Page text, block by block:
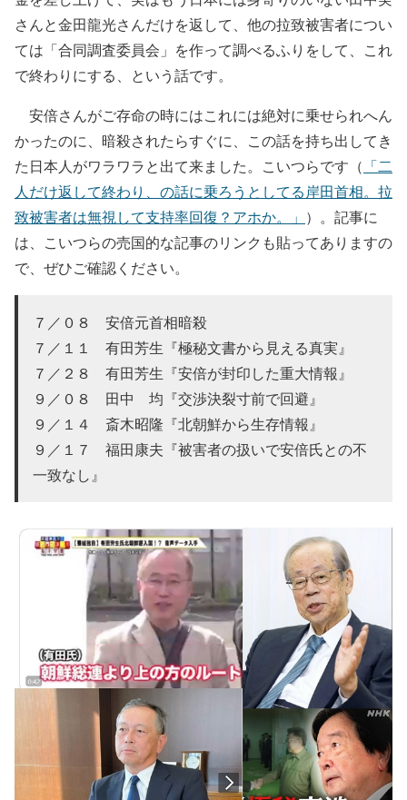
さんと金田龍光さんだけを返して、他の拉致被害者につい
ては「合同調査委員会」を作って調べるふりをして、これ
で終わりにする、という話です。
安倍さんがご存命の時にはこれには絶対に乗せられへん
かったのに、暗殺されたらすぐに、この話を持ち出してき
た日本人がワラワラと出て来ました。こいつらです（ 「二
人だけ返して終わり、の話に乗ろうとしてる岸田首相。拉
致被害者は無視して支持率回復？アホか。」 ）。記事に
は、こいつらの売国的な記事のリンクも貼ってありますの
で、ぜひご確認ください。
７／０８ 安倍元首相暗殺
７／１１ 有田芳生『極秘文書から見える真実』
７／２８ 有田芳生『安倍が封印した重大情報』
９／０８ 田中 均『交渉決裂寸前で回避』
９／１４ 斎木昭隆『北朝鮮から生存情報』
９／１７ 福田康夫『被害者の扱いで安倍氏との不
一致なし』